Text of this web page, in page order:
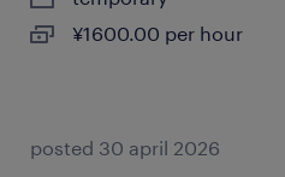
¥1600.00 per hour
posted 30 april 2026